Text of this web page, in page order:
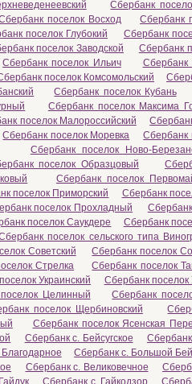
Сбербанк
поселок Восход
Сбербанк
поселок Глубокий
Сбербанк
поселок Заводской
Сбербанк
Сбербанк поселок Ильич
Сбербанк
поселок Комсомольский
Сбербанк поселок Кубань
Сбербанк поселок Максима
поселок Малороссийский
Сбербанк поселок Моревка
Сбербанк
Сбербанк поселок Ново-
поселок Образцовый
Сбербанк поселок
поселок Приморский
Сбербанк
поселок Прохладный
поселок Саукдере
Сбербанк
поселок сельского типа
Советский
Сбербанк поселок
Стрелка
Сбербанк поселок
Украинский
Сбербанк поселок
Целинный
Сбербанк
поселок Щербиновский
Сбербанк поселок Ясенская
Сбербанк с. Бейсугское
Сбербанк с. Большой
Сбербанк с. Великовечное
Сбербанк с. Гайкодзор